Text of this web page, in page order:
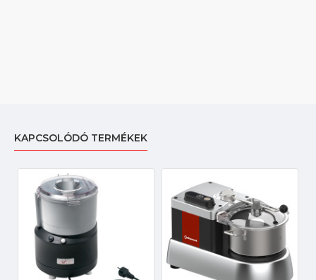
KAPCSOLÓDÓ TERMÉKEK